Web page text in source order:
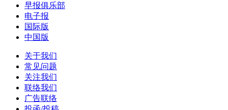
早报俱乐部
电子报
国际版
中国版
关于我们
常见问题
关注我们
联络我们
广告联络